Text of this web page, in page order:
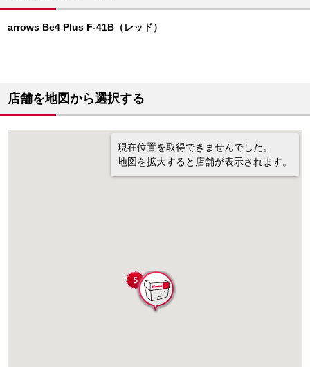
arrows Be4 Plus F-41B（レッド）
店舗を地図から選択する
現在位置を取得できませんでした。
地図を拡大すると店舗が表示されます。